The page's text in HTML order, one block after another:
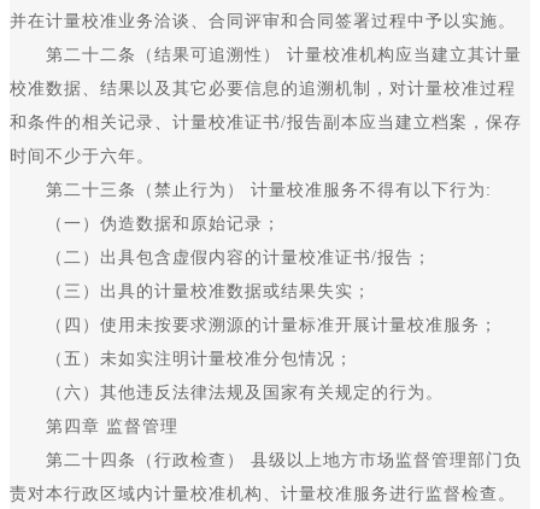
并在计量校准业务洽谈、合同评审和合同签署过程中予以实施。
第二十二条（结果可追溯性） 计量校准机构应当建立其计量
校准数据、结果以及其它必要信息的追溯机制，对计量校准过程
和条件的相关记录、计量校准证书/报告副本应当建立档案，保存
时间不少于六年。
第二十三条（禁止行为） 计量校准服务不得有以下行为:
（一）伪造数据和原始记录；
（二）出具包含虚假内容的计量校准证书/报告；
（三）出具的计量校准数据或结果失实；
（四）使用未按要求溯源的计量标准开展计量校准服务；
（五）未如实注明计量校准分包情况；
（六）其他违反法律法规及国家有关规定的行为。
第四章 监督管理
第二十四条（行政检查） 县级以上地方市场监督管理部门负
责对本行政区域内计量校准机构、计量校准服务进行监督检查。